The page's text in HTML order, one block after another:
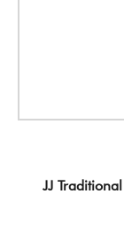
JJ